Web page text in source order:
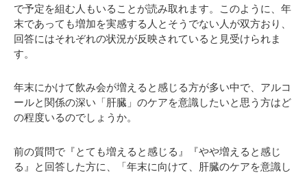
で予定を組む人もいることが読み取れます。このように、年
末であっても増加を実感する人とそうでない人が双方おり、
回答にはそれぞれの状況が反映されていると見受けられま
す。
年末にかけて飲み会が増えると感じる方が多い中で、アルコ
ールと関係の深い「肝臓」のケアを意識したいと思う方はど
の程度いるのでしょうか。
前の質問で『とても増えると感じる』『やや増えると感じ
る』と回答した方に、「年末に向けて、肝臓のケアを意識し